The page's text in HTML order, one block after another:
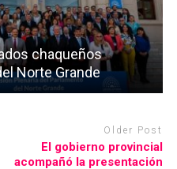
chaqueños
Norte Grande
Older Post
El gobierno provincial
acompañó la presentación